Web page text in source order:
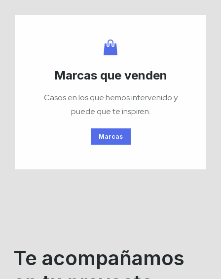
Marcas que venden
Casos en los que hemos intervenido y
puede que te inspiren.
Marcas
Te acompañamos